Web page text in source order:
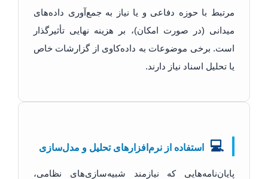
مرتبط با حوزه دفاعی و یا نیاز به جمع‌آوری داده‌های
میدانی (در صورت امکان)، بر هزینه نهایی تأثیرگذار
است. برخی موضوعات به داده‌کاوی از گزارشات خاص
یا تحلیل اسناد نیاز دارند.
💻 استفاده از نرم‌افزارهای تحلیل و مدل‌سازی
پایان‌نامه‌هایی که نیازمند شبیه‌سازی‌های نظامی،